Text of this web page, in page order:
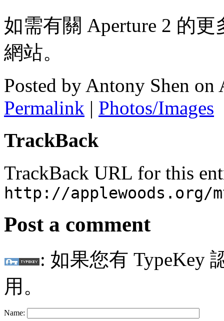
如需有關 Aperture 2 的
網站。
Posted by Antony Shen
Permalink | Photos/Images
TrackBack
TrackBack URL for this
http://applewoods.org/
Post a comment
: 如果您有 TypeKey
用。
Name: